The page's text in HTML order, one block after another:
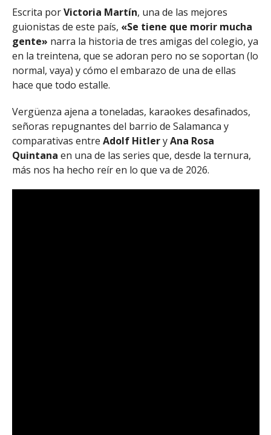
Escrita porVictoria Martín, una de las mejores
guionistas de este país, «Se tiene que morir mucha
gente» narra la historia de tres amigas del colegio, ya
en la treintena, que se adoran pero no se soportan (lo
normal, vaya) y cómo el embarazo de una de ellas
hace que todo estalle.
Vergüenza ajena a toneladas, karaokes desafinados,
señoras repugnantes del barrio de Salamanca y
comparativas entre Adolf HitleryAna Rosa
Quintana en una de las series que, desde la ternura,
más nos ha hecho reír en lo que va de 2026.